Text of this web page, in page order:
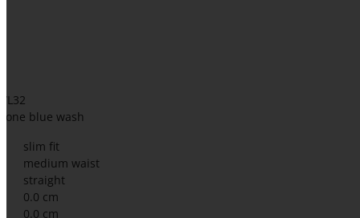
L32
blue wash
slim fit
medium waist
straight
0.0 cm
0.0 cm